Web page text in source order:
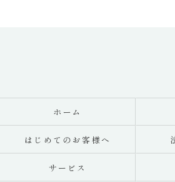
ホーム
はじめてのお客様へ
サービス